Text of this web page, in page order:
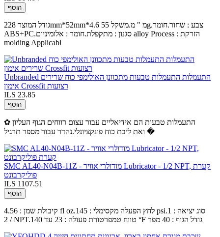
הוסף
גודל המוצר 228mm*52mm*4.6 מ " מ.משקל 55g.צבע : שחור.חומר
ABS+PC.סגנון : מתקפלת.חומר : אלומיניום alloy Process : הזרקת
molding Applicabl
Unbranded התעמלות התעמלות טבעות מתכוונן האולימפי כוח שרירים
אימון Crossfit רצועות
ILS 23.85
הוסף
✿ התעמלות טבעות הם אידיאליים עבור עצום רווחים הגוף העליון
ואת ליבת כוח פונקציונלי.נהדר עבור מספר תרגיל �
SMC AL40-N04B-11Z - מודולרי אוויר Lubricator - 1/2 NPT, קערת
פוליקרבונט
ILS 1107.51
הוסף
קיבולת שמן : 4.56 fl oz.לחץ הפעלה מקסימלי : 145 psi.סוג יציאה : 1
/ 2 NPT.טווח טמפרטורת פעולה : 23 עד 140 °F גודל הגוף : 40 מפר